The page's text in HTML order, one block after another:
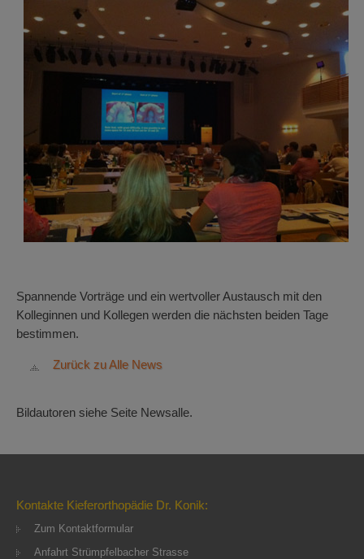
Spannende Vorträge und ein wertvoller Austausch mit den
Kolleginnen und Kollegen werden die nächsten beiden Tage
bestimmen.
Zurück zu Alle News
Bildautoren siehe Seite Newsalle.
Kontakte Kieferorthopädie Dr. Konik:
Zum Kontaktformular
Anfahrt Strümpfelbacher Strasse